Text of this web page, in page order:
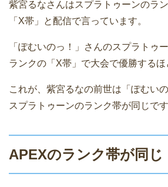
紫宮るなさんはスプラトゥーンのラ
「X帯」と配信で言っています。
「ぽむいのっ！」さんのスプラトゥ
ランクの「X帯」で大会で優勝するほ
これが、紫宮るなの前世は「ぽむい
スプラトゥーンのランク帯が同じです
APEXのランク帯が同じ